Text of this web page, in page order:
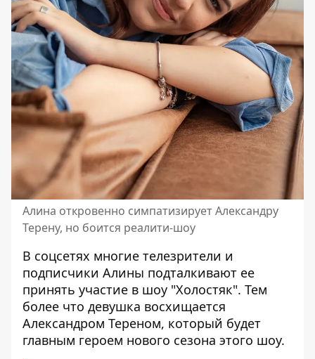
Алина откровенно симпатизирует Александру
Терену, но боится реалити-шоу
В соцсетях многие телезрители и
подписчики Алины подталкивают ее
принять участие в шоу "Холостяк". Тем
более что девушка восхищается
Александром Тереном, который будет
главным героем нового сезона этого шоу.